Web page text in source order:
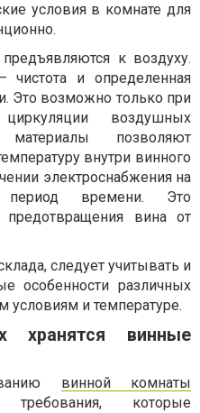
условия в комнате для
к воздуху.
чистота и определенная
Это возможно только при
воздушных
позволяют
внутри винного
электроснабжения на
период времени. Это
предотвращения вина от
следует учитывать и
особенности различных
условиям и температуре.
хранятся винные
винной комнаты
требования, которые